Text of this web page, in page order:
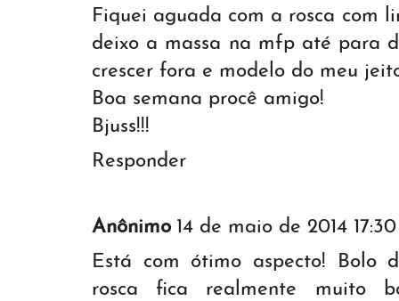
Fiquei aguada com a rosca com
deixo a massa na mfp até para
crescer fora e modelo do meu
Boa semana procê amigo!
Bjuss!!!
Responder
Anônimo 14 de maio de 2014 17:30
Está com ótimo aspecto! Bolo
rosca fica realmente muito